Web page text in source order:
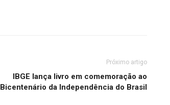
Próximo artigo
IBGE lança livro em comemoração ao
Bicentenário da Independência do Brasil